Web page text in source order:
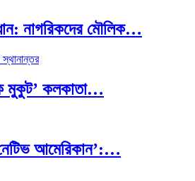
নাগরিকদের মৌলিক…
মুকুট’ কলকাতা…
আমেরিকান’:…